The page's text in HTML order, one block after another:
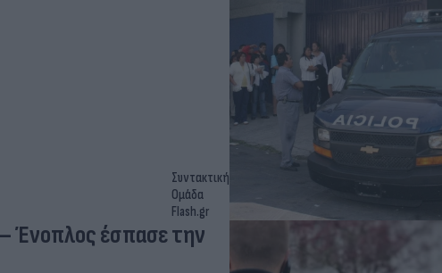
Συντακτική
Ομάδα
Flash.gr
Ένοπλος έσπασε την